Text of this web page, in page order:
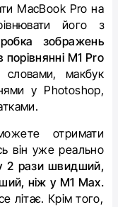
MacBook Pro на
його з
зображень
M1 Pro
макбук
у Photoshop,
отримати
він уже реально
2 рази швидший,
ніж у М1 Max.
літає. Крім того,